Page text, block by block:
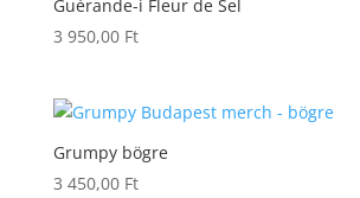
Guérande-i Fleur de Sel
3 950,00 Ft
Grumpy bögre
3 450,00 Ft